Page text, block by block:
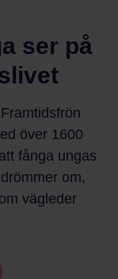
ser på
över 1600
fånga ungas
om,
vägleder